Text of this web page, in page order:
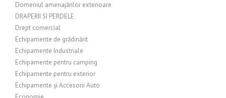
Domeniul amenajărilor exterioare
DRAPERII SI PERDELE
Drept comercial
Echipamente de grădinărit
Echipamente Industriale
Echipamente pentru camping
Echipamente pentru exterior
Echipamente și Accesorii Auto